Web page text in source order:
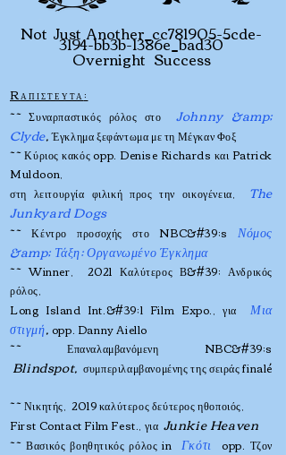
Not Just Another_cc781905-5cde-
3194-bb3b-1386e_bad30
Overnight Success
RΑΠΙΣΤΕΥΤΑ:
~~ Συναρπαστικός ρόλος στοJohnny &amp;
Clyde,Έγκλημα ξεφάντωμα με τη Μέγκαν Φοξ
~~ Κύριος κακός opp. Denise Richards και Patrick
Muldoon,
στη λειτουργία φιλική προς την οικογένεια, The
Junkyard Dogs
~~ Κέντρο προσοχής στο NBC&#39;s Νόμος
&amp; Τάξη: Οργανωμένο Έγκλημα
~~ Winner, 2021 Καλύτερος Β&#39; Ανδρικός
ρόλος,
Long Island Int.&#39;l Film Expo., γιαΜια
στιγμή,opp. Danny Aiello
~~ Επαναλαμβανόμενη NBC&#39;s
Blindspot, συμπεριλαμβανομένης της σειράς finalé
~~ Νικητής, 2019 καλύτερος δεύτερος ηθοποιός,
First Contact Film Fest., για Junkie Heaven
~~ Βασικός βοηθητικός ρόλος in Γκότι opp. Τζον